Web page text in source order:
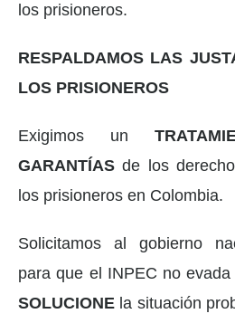
los prisioneros.
RESPALDAMOS LAS
LOS PRISIONEROS
Exigimos un
GARANTÍASde los
los prisioneros en Colombia.
Solicitamos al gobierno
para que el INPEC no
SOLUCIONE la situación